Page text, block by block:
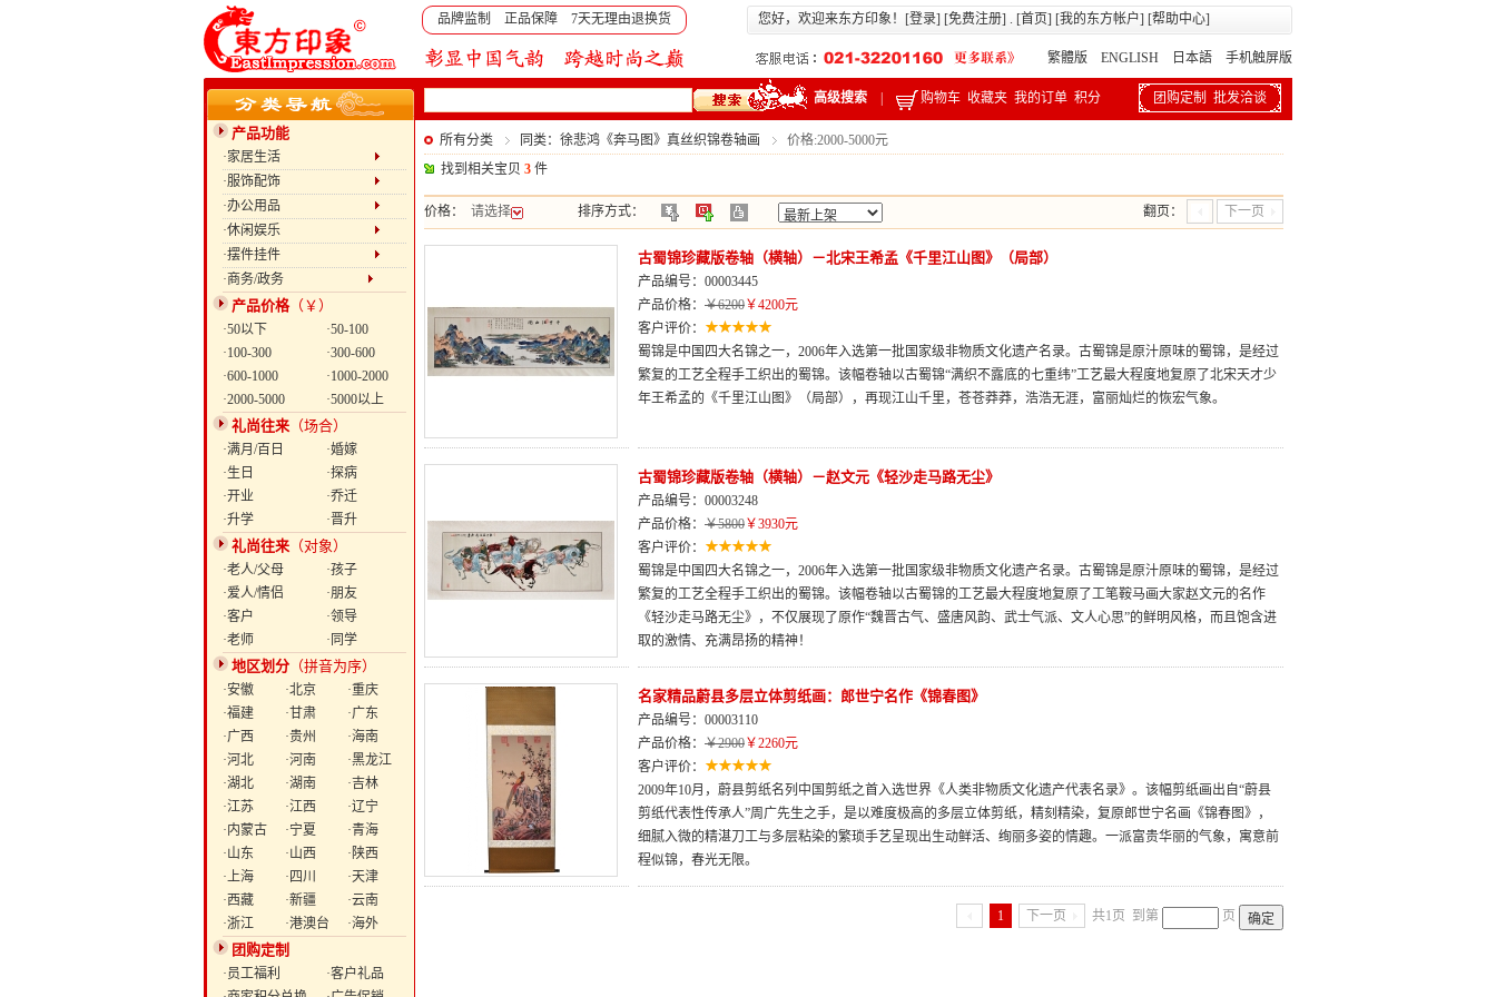
品牌监制 正品保障 7天无理由退换货 您好，欢迎来东方印象！[登录] [免费注册] . [首页] [我的东方帐户] [帮助中心]
繁體版 ENGLISH 日本語 手机触屏版
高级搜索 购物车 收藏夹 我的订单 积分 团购定制 批发洽谈
产品功能
·家居生活
·服饰配饰
·办公用品
·休闲娱乐
·摆件挂件
·商务/政务
产品价格（￥）
·50以下
·50-100
·100-300
·300-600
·600-1000
·1000-2000
·2000-5000
·5000以上
礼尚往来 （场合）
·满月/百日
·婚嫁
·生日
·探病
·开业
·乔迁
·升学
·晋升
礼尚往来 （对象）
·老人/父母
·孩子
·爱人/情侣
·朋友
·客户
·领导
·老师
·同学
地区划分 （拼音为序）
·安徽 ·北京
·重庆
·福建
·甘肃
·广东
·广西
·贵州
·海南
·河北
·河南
·黑龙江
·湖北
·湖南
·吉林
·江苏
·江西
·辽宁
·内蒙古
·宁夏
·青海
·山东
·山西
·陕西
·上海
·四川
·天津
·西藏
·新疆
·云南
·浙江
·港澳台 ·海外
团购定制
·员工福利
·客户礼品
所有分类 同类：徐悲鸿《奔马图》真丝织锦卷轴画
价格:2000-5000元
找到相关宝贝 3 件
价格： 请选择 排序方式： 翻页： 下一页
古蜀锦珍藏版卷轴（横轴）－北宋王希孟《千里江山图》（局部）
产品编号：00003445
产品价格： ￥6200￥4200元
客户评价：
蜀锦是中国四大名锦之一，2006年入选第一批国家级非物质文化遗产名录。古蜀锦是原汁原味的蜀锦，是经过
繁复的工艺全程手工织出的蜀锦。该幅卷轴以古蜀锦“满织不露底的七重纬”工艺最大程度地复原了北宋天才少
年王希孟的《千里江山图》（局部），再现江山千里，苍苍莽莽，浩浩无涯，富丽灿烂的恢宏气象。
古蜀锦珍藏版卷轴（横轴）－赵文元《轻沙走马路无尘》
产品编号：00003248
产品价格： ￥5800￥3930元
客户评价：
蜀锦是中国四大名锦之一，2006年入选第一批国家级非物质文化遗产名录。古蜀锦是原汁原味的蜀锦，是经过
繁复的工艺全程手工织出的蜀锦。该幅卷轴以古蜀锦的工艺最大程度地复原了工笔鞍马画大家赵文元的名作
《轻沙走马路无尘》，不仅展现了原作“魏晋古气、盛唐风韵、武士气派、文人心思”的鲜明风格，而且饱含进
取的激情、充满昂扬的精神！
名家精品蔚县多层立体剪纸画：郎世宁名作《锦春图》
产品编号：00003110
产品价格： ￥2900￥2260元
客户评价：
2009年10月，蔚县剪纸名列中国剪纸之首入选世界《人类非物质文化遗产代表名录》。该幅剪纸画出自“蔚县
剪纸代表性传承人”周广先生之手，是以难度极高的多层立体剪纸，精刻精染，复原郎世宁名画《锦春图》，
细腻入微的精湛刀工与多层粘染的繁琐手艺呈现出生动鲜活、绚丽多姿的情趣。一派富贵华丽的气象，寓意前
程似锦，春光无限。
1 下一页 共1页 到第 页